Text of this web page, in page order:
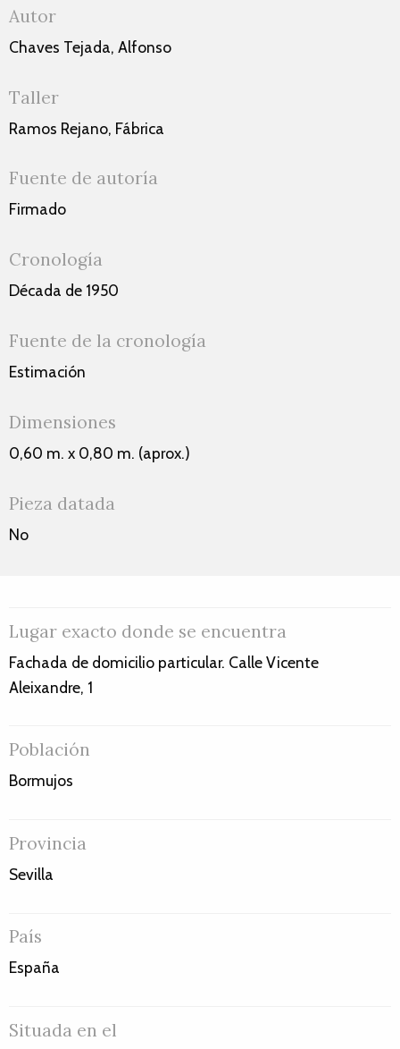
Autor
Chaves Tejada, Alfonso
Taller
Ramos Rejano, Fábrica
Fuente de autoría
Firmado
Cronología
Década de 1950
Fuente de la cronología
Estimación
Dimensiones
0,60 m. x 0,80 m. (aprox.)
Pieza datada
No
Lugar exacto donde se encuentra
Fachada de domicilio particular. Calle Vicente
Aleixandre, 1
Población
Bormujos
Provincia
Sevilla
País
España
Situada en el